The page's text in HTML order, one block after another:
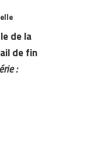
elle
de la
de fin
: